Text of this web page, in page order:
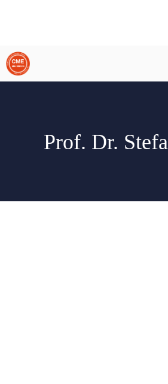
Zum
Inhalt
springen
Prof. Dr.